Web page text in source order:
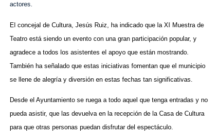
actores.
El concejal de Cultura, Jesús Ruiz, ha indicado que la XI Muestra de
Teatro está siendo un evento con una gran participación popular, y
agradece a todos los asistentes el apoyo que están mostrando.
También ha señalado que estas iniciativas fomentan que el municipio
se llene de alegría y diversión en estas fechas tan significativas.
Desde el Ayuntamiento se ruega a todo aquel que tenga entradas y no
pueda asistir, que las devuelva en la recepción de la Casa de Cultura
para que otras personas puedan disfrutar del espectáculo.